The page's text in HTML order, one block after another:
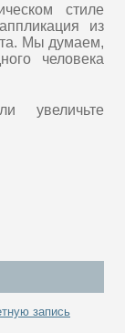
стиле
из
Мы думаем,
человека
увеличьте
запись